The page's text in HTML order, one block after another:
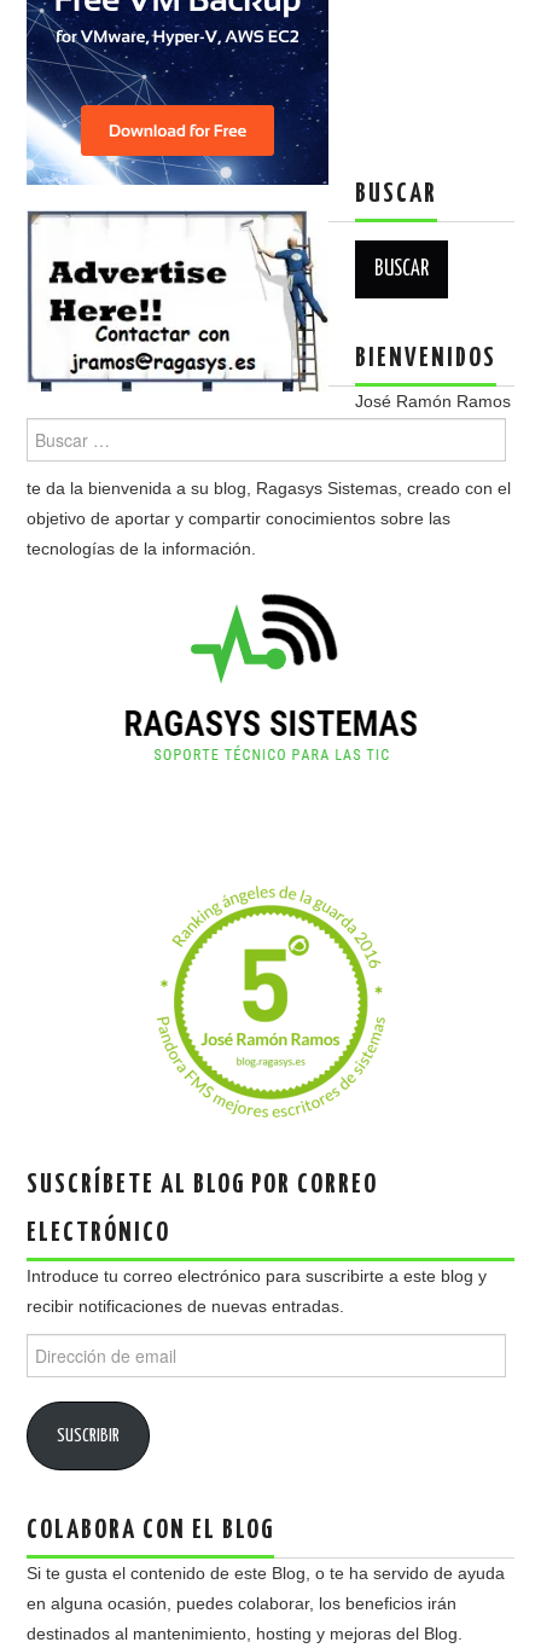
BUSCAR
BIENVENIDOS
José Ramón Ramos
te da la bienvenida a su blog, Ragasys Sistemas, creado con el
objetivo de aportar y compartir conocimientos sobre las
tecnologías de la información.
SUSCRÍBETE AL BLOG POR CORREO
ELECTRÓNICO
Introduce tu correo electrónico para suscribirte a este blog y
recibir notificaciones de nuevas entradas.
de
SUSCRIBIR
COLABORA CON EL BLOG
Si te gusta el contenido de este Blog, o te ha servido de ayuda
en alguna ocasión, puedes colaborar, los beneficios irán
destinados al mantenimiento, hosting y mejoras del Blog.